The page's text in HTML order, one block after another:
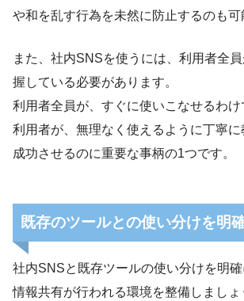
や和を乱す行為を未然に防止するのも可
また、社内SNSを使うには、利用者全
握している必要があります。
利用者全員が、すぐに使いこなせるわけ
利用者が、無理なく使えるように丁寧
成功させるのに重要な事柄の1つです。
既存のツールとの使い分けを明
社内SNSと既存ツールの使い分けを明確
情報共有が行われる環境を整備しましょ